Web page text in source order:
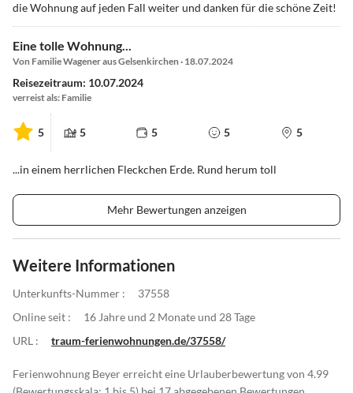
die Wohnung auf jeden Fall weiter und danken für die schöne Zeit!
Eine tolle Wohnung...
Von Familie Wagener aus Gelsenkirchen · 18.07.2024
Reisezeitraum: 10.07.2024
verreist als: Familie
5 5 5 5 5
...in einem herrlichen Fleckchen Erde. Rund herum toll
Mehr Bewertungen anzeigen
Weitere Informationen
Unterkunfts-Nummer :
37558
Online seit :
16 Jahre und 2 Monate und 28 Tage
URL :
traum-ferienwohnungen.de/37558/
Ferienwohnung Beyer erreicht eine Urlauberbewertung von 4.99